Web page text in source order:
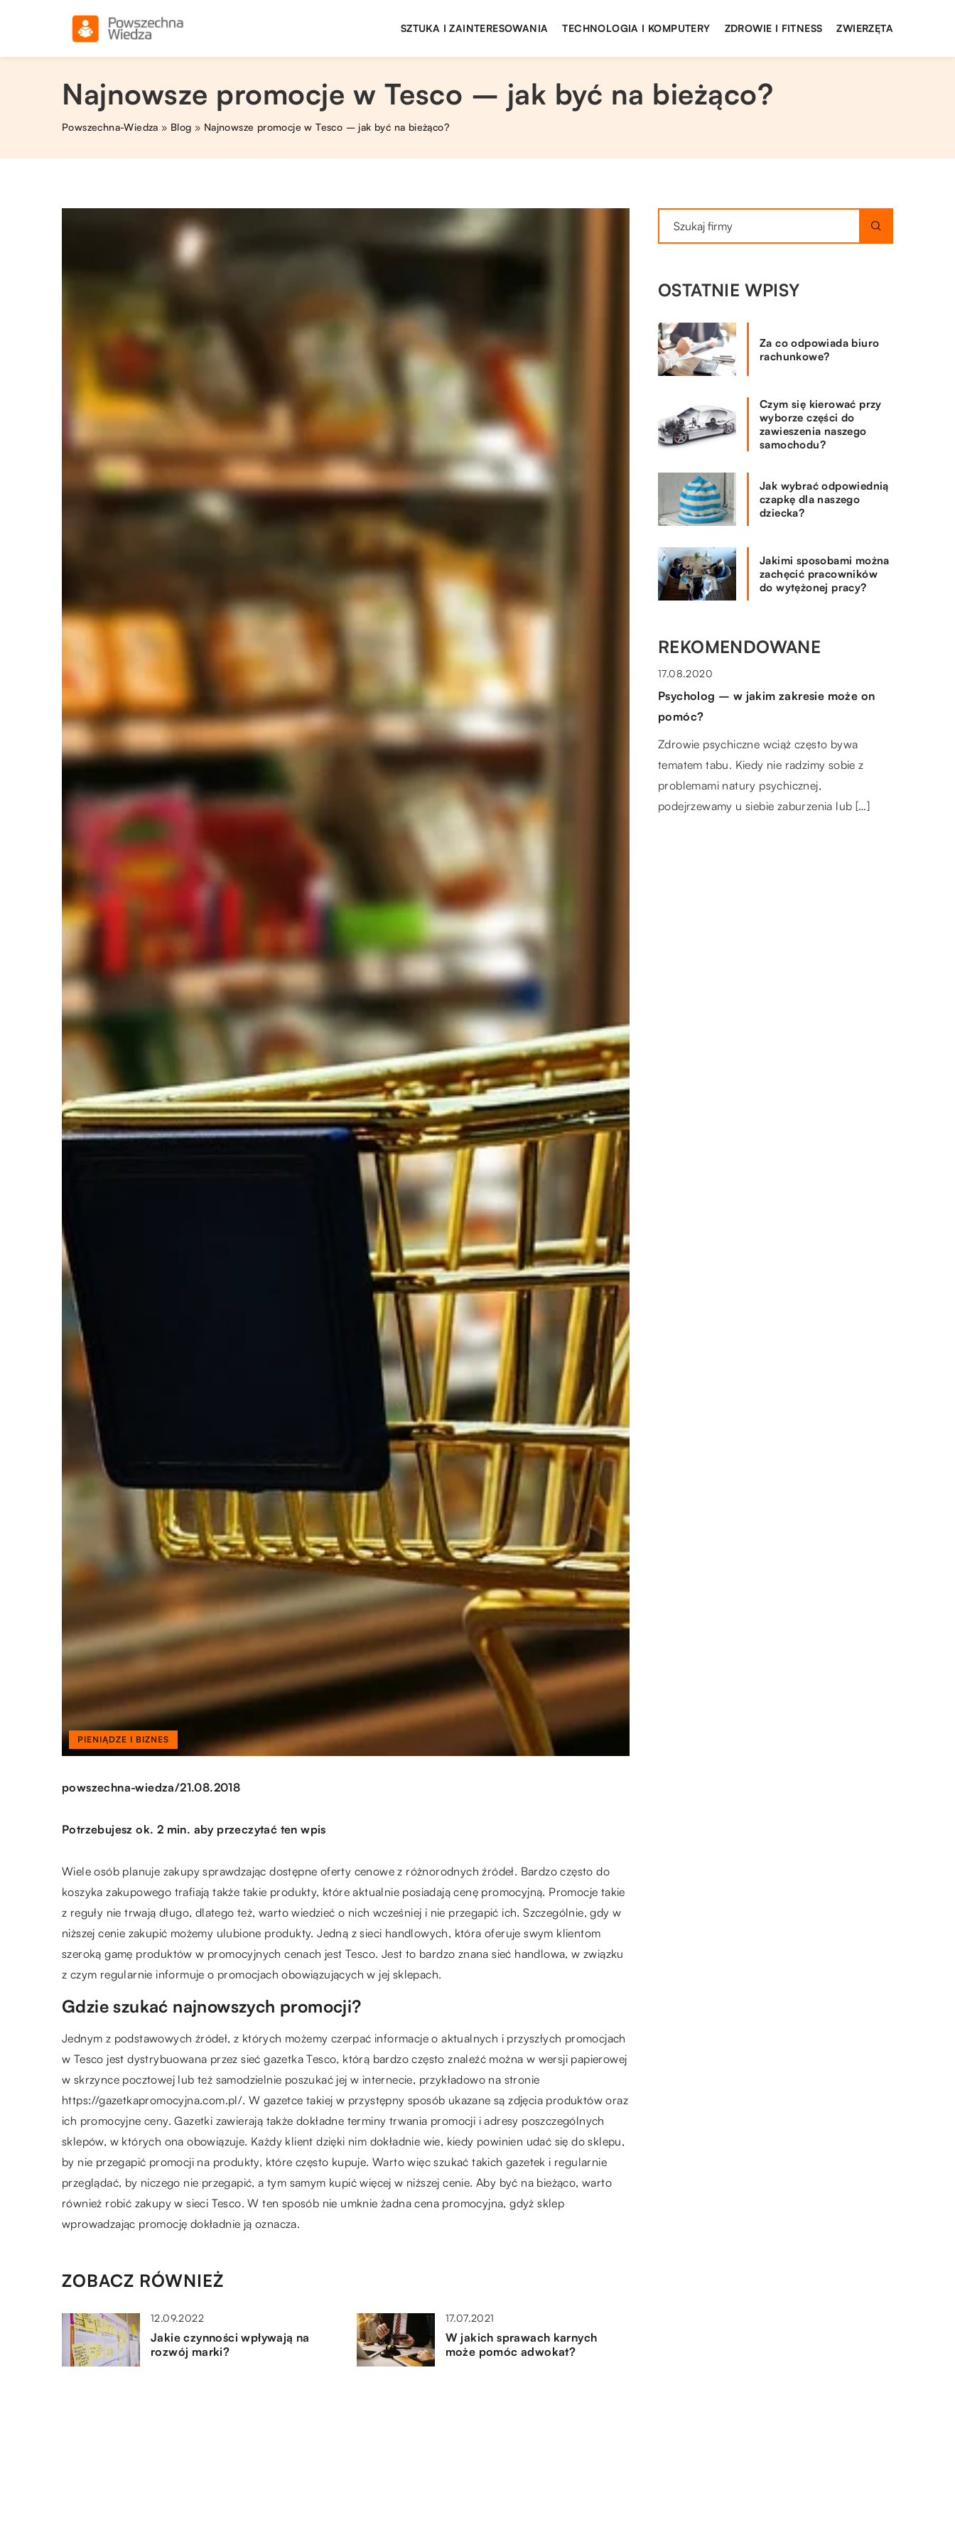
SZTUKA I ZAINTERESOWANIA TECHNOLOGIA I KOMPUTERY ZDROWIE I FITNESS ZWIERZĘTA
Najnowsze promocje w Tesco – jak być na bieżąco?
Powszechna-Wiedza » Blog » Najnowsze promocje w Tesco – jak być na bieżąco?
PIENIĄDZE I BIZNES
powszechna-wiedza/21.08.2018
Potrzebujesz ok. 2 min. aby przeczytać ten wpis
Wiele osób planuje zakupy sprawdzając dostępne oferty cenowe z różnorodnych źródeł. Bardzo często do
koszyka zakupowego trafiają także takie produkty, które aktualnie posiadają cenę promocyjną. Promocje takie
z reguły nie trwają długo, dlatego też, warto wiedzieć o nich wcześniej i nie przegapić ich. Szczególnie, gdy w
niższej cenie zakupić możemy ulubione produkty. Jedną z sieci handlowych, która oferuje swym klientom
szeroką gamę produktów w promocyjnych cenach jest Tesco. Jest to bardzo znana sieć handlowa, w związku
z czym regularnie informuje o promocjach obowiązujących w jej sklepach.
Gdzie szukać najnowszych promocji?
Jednym z podstawowych źródeł, z których możemy czerpać informacje o aktualnych i przyszłych promocjach
w Tesco jest dystrybuowana przez sieć gazetka Tesco, którą bardzo często znaleźć można w wersji papierowej
w skrzynce pocztowej lub też samodzielnie poszukać jej w internecie, przykładowo na stronie
https://gazetkapromocyjna.com.pl/. W gazetce takiej w przystępny sposób ukazane są zdjęcia produktów oraz
ich promocyjne ceny. Gazetki zawierają także dokładne terminy trwania promocji i adresy poszczególnych
sklepów, w których ona obowiązuje. Każdy klient dzięki nim dokładnie wie, kiedy powinien udać się do sklepu,
by nie przegapić promocji na produkty, które często kupuje. Warto więc szukać takich gazetek i regularnie
przeglądać, by niczego nie przegapić, a tym samym kupić więcej w niższej cenie. Aby być na bieżąco, warto
również robić zakupy w sieci Tesco. W ten sposób nie umknie żadna cena promocyjna, gdyż sklep
wprowadzając promocję dokładnie ją oznacza.
ZOBACZ RÓWNIEŻ
12.09.2022
Jakie czynności wpływają na
rozwój marki?
17.07.2021
W jakich sprawach karnych
może pomóc adwokat?
OSTATNIE WPISY
Za co odpowiada biuro
rachunkowe?
Czym się kierować przy
wyborze części do
zawieszenia naszego
samochodu?
Jak wybrać odpowiednią
czapkę dla naszego
dziecka?
Jakimi sposobami można
zachęcić pracowników
do wytężonej pracy?
REKOMENDOWANE
MOTO & TECH
29.04.2020
Jak działa oprogramowanie w chmurze i
gdzie się go używa?
Oprogramowanie w chmurze to usługa
przyszłości Coraz więcej firm decyduje się na
oprogramowanie w chmurze – staje się to
wręcz […]
ZDROWE CIAŁO
17.08.2020
Psycholog – w jakim zakresie może on
pomóc?
Zdrowie psychiczne wciąż często bywa
tematem tabu. Kiedy nie radzimy sobie z
problemami natury psychicznej,
podejrzewamy u siebie zaburzenia lub […]
MOTO & TECH
11.11.2020
Jak dopasować prawidłowe ogumienie do
samochodów ciężarowych?
Dobór odpowiedniego ogumienia w
samochodach ciężarowych jest jeszcze
bardziej istotny, niż w przypadku pojazdów
osobowych. Przede wszystkim dlatego, że